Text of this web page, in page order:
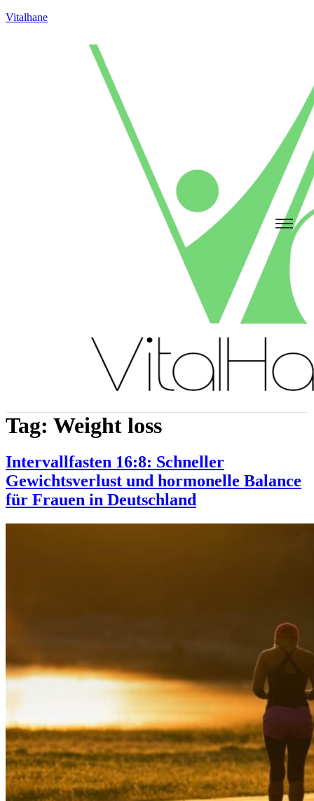
Vitalhane
Tag: Weight loss
Intervallfasten 16:8: Schneller
Gewichtsverlust und hormonelle Balance
für Frauen in Deutschland